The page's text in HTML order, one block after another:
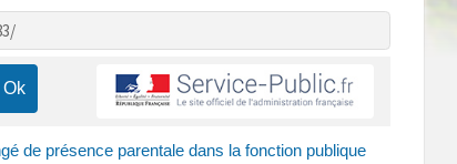
de présence parentale dans la fonction publique